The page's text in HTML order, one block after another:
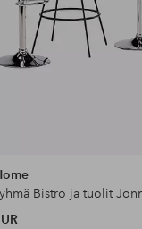
Bistro ja tuolit